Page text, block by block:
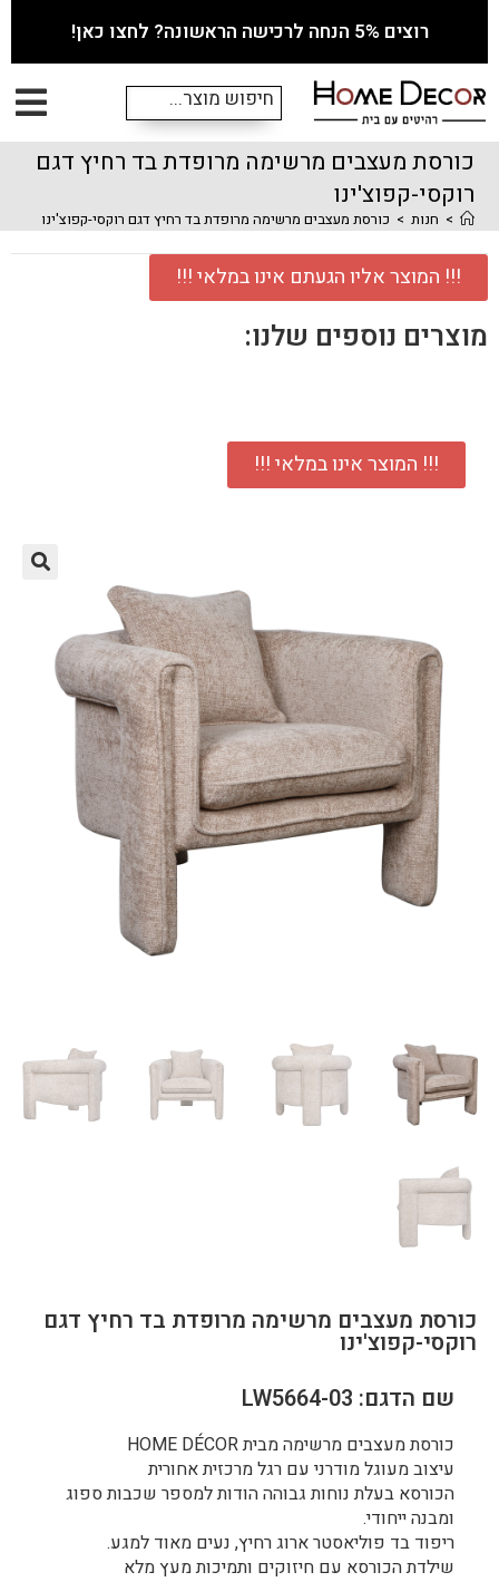
רוצים 5% הנחה לרכישה הראשונה? לחצו כאן!
כורסת מעצבים מרשימה מרופדת בד רחיץ דגם
רוקסי-קפוצ'ינו
> חנות > כורסת מעצבים מרשימה מרופדת בד רחיץ דגם רוקסי-קפוצ'ינו
!!! המוצר אליו הגעתם אינו במלאי !!!
מוצרים נוספים שלנו:
!!! המוצר אינו במלאי !!!
כורסת מעצבים מרשימה מרופדת בד רחיץ דגם
רוקסי-קפוצ'ינו
שם הדגם: LW5664-03
כורסת מעצבים מרשימה מבית HOME DÉCOR
עיצוב מעוגל מודרני עם רגל מרכזית אחורית
הכורסא בעלת נוחות גבוהה הודות למספר שכבות ספוג
ומבנה ייחודי.
ריפוד בד פוליאסטר ארוג רחיץ, נעים מאוד למגע.
שילדת הכורסא עם חיזוקים ותמיכות מעץ מלא